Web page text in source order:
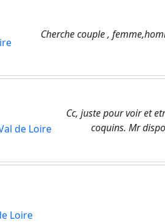
Cherche couple ,
de Loire
Cc, juste pour voir et
coquins. Mr
Loire